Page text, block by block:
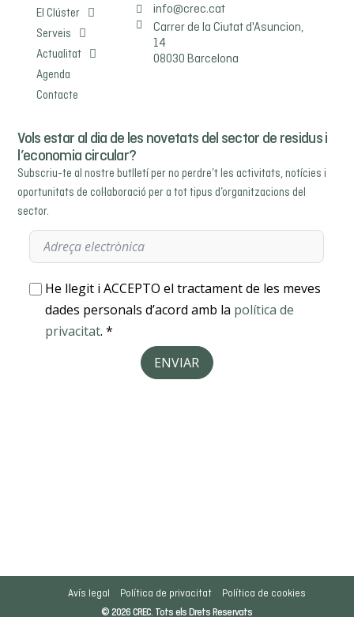
El Clúster
Serveis
Actualitat
Agenda
Contacte
info@crec.cat
Carrer de la Ciutat d'Asuncion,
14
08030 Barcelona
Vols estar al dia de les novetats del sector de residus i
l’economia circular?
Subscriu-te al nostre butlletí per no perdre’t les activitats, notícies i
oportunitats de col·laboració per a tot tipus d’organitzacions del
sector.
Avís legal Política de privacitat Política de cookies
© 2026 CREC. Tots els Drets Reservats